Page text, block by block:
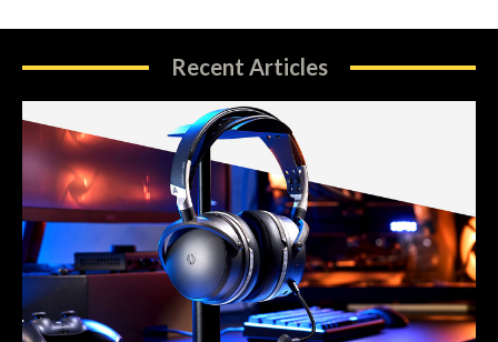
Recent Articles